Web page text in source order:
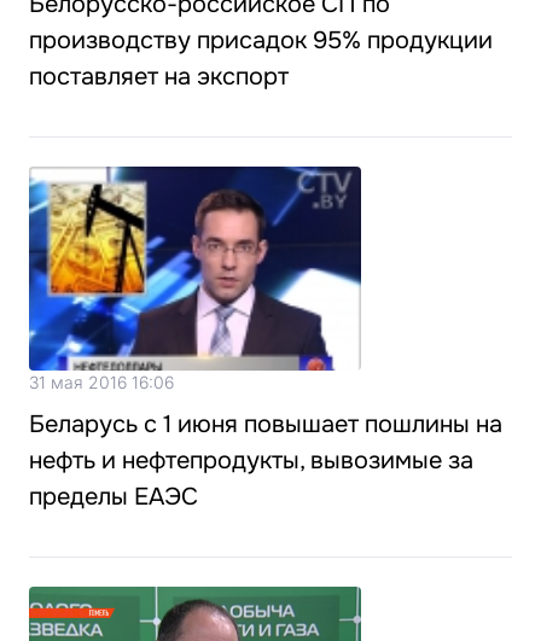
производству присадок 95% продукции
поставляет на экспорт
31 мая 2016 16:06
Беларусь с 1 июня повышает пошлины на
нефть и нефтепродукты, вывозимые за
пределы ЕАЭС